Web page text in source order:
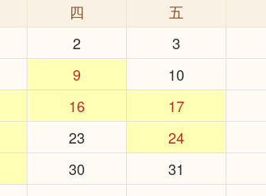
四 五
2 3
9 10
16 17
23 24
30 31